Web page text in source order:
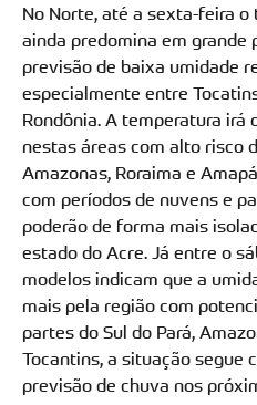
No Norte, até a sexta-feira
ainda predomina em grande
previsão de baixa umidade
especialmente entre
Rondônia. A temperatura irá
nestas áreas com alto risco
Amazonas, Roraima e
com períodos de nuvens e
poderão de forma mais
estado do Acre. Já entre o
modelos indicam que a
mais pela região com
partes do Sul do Pará,
Tocantins, a situação segue
previsão de chuva nos